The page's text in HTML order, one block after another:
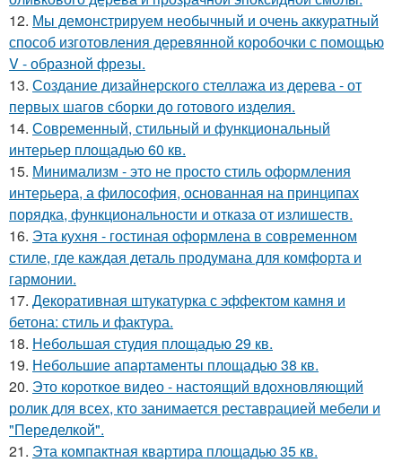
12. Мы демонстрируем необычный и очень аккуратный
способ изготовления деревянной коробочки с помощью
V - образной фрезы.
13. Создание дизайнерского стеллажа из дерева - от
первых шагов сборки до готового изделия.
14. Современный, стильный и функциональный
интерьер площадью 60 кв.
15. Минимализм - это не просто стиль оформления
интерьера, а философия, основанная на принципах
порядка, функциональности и отказа от излишеств.
16. Эта кухня - гостиная оформлена в современном
стиле, где каждая деталь продумана для комфорта и
гармонии.
17. Декоративная штукатурка с эффектом камня и
бетона: стиль и фактура.
18. Небольшая студия площадью 29 кв.
19. Небольшие апартаменты площадью 38 кв.
20. Это короткое видео - настоящий вдохновляющий
ролик для всех, кто занимается реставрацией мебели и
"Переделкой".
21. Эта компактная квартира площадью 35 кв.